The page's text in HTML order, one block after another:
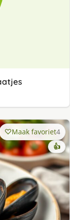
Maak favoriet4
👍